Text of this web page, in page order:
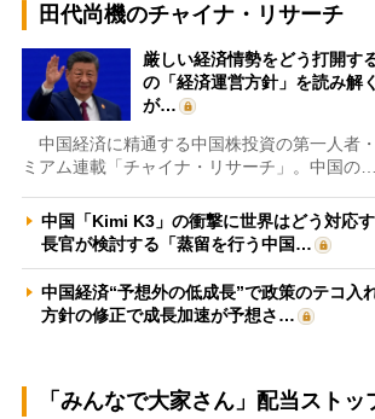
田代尚機のチャイナ・リサーチ
厳しい経済情勢をどう打開す
の「経済運営方針」を読み
が…
中国経済に精通する中国株投資の第一人者
ミアム連載「チャイナ・リサーチ」。中国の…
中国「Kimi K3」の衝撃に世界はどう対応
長官が検討する「蒸留を行う中国…
中国経済“予想外の低成長”で政策のテコ
方針の修正で成長加速が予想さ…
「みんなで大家さん」配当スト